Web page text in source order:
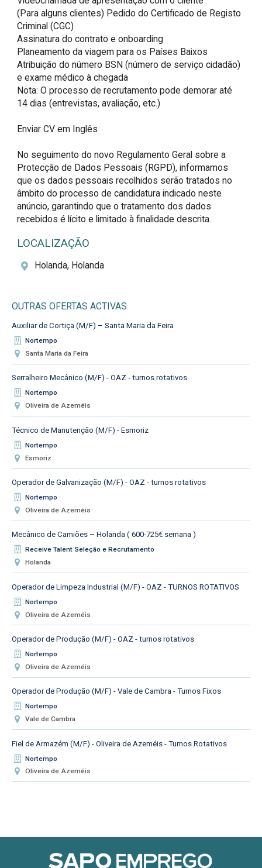
(Para alguns clientes) Pedido do Certificado de Registo
Criminal (CGC)
Assinatura do contrato e onboarding
Planeamento da viagem para os Países Baixos
Atribuição do número BSN (número de serviço cidadão)
e exame médico à chegada
Nota: O processo de recrutamento pode demorar até
14 dias (entrevistas, avaliação, etc.)
Enviar CV em Inglês
No seguimento do novo Regulamento Geral sobre a
Protecção de Dados Pessoais (RGPD), informamos
que os dados pessoais recolhidos serão tratados no
âmbito do processo de candidatura indicado neste
anúncio, garantindo que o tratamento dos dados
recebidos é lícito e limitado à finalidade descrita.
LOCALIZAÇÃO
Holanda, Holanda
OUTRAS OFERTAS ACTIVAS
Auxiliar de Cortiça (M/F) – Santa Maria da Feira
Nortempo
Santa Maria da Feira
Serralheiro Mecânico (M/F) - OAZ - turnos rotativos
Nortempo
Oliveira de Azeméis
Técnico de Manutenção (M/F) - Esmoriz
Nortempo
Esmoriz
Operador de Galvanização (M/F) - OAZ - turnos rotativos
Nortempo
Oliveira de Azeméis
Mecânico de Camiões – Holanda ( 600-725€ semana )
Receive Talent Seleção e Recrutamento
Holanda
Operador de Limpeza Industrial (M/F) - OAZ - TURNOS ROTATIVOS
Nortempo
Oliveira de Azeméis
Operador de Produção (M/F) - OAZ - turnos rotativos
Nortempo
Oliveira de Azeméis
Operador de Produção (M/F) - Vale de Cambra - Turnos Fixos
Nortempo
Vale de Cambra
Fiel de Armazém (M/F) - Oliveira de Azeméis - Turnos Rotativos
Nortempo
Oliveira de Azeméis